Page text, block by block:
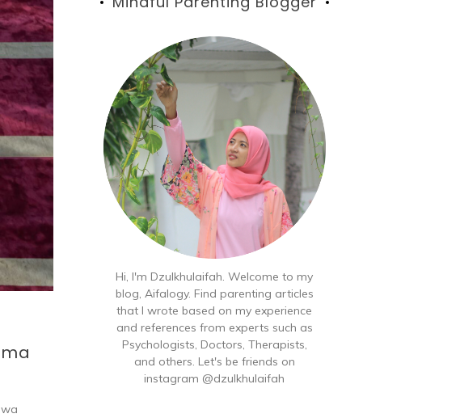
Hi, I'm Dzulkhulaifah. Welcome to my
blog, Aifalogy. Find parenting articles
that I wrote based on my experience
and references from experts such as
Psychologists, Doctors, Therapists,
and others. Let's be friends on
instagram @dzulkhulaifah